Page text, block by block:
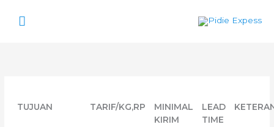
Menu
TUJUAN TARIF/KG,RP
MINIMAL
KIRIM
LEAD
TIME